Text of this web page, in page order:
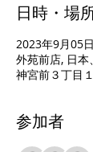
日時・場
2023年9月05
外苑前店, 日
神宮前３丁目
参加者